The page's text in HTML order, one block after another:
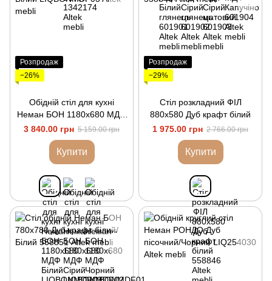
Розпродаж
−26%
Обідній стіл для кухні
Неман БОН 1180х680 МДФ
Білий
3 840.00 грн 5 159.00 грн
Купити
Розпродаж
−29%
Стіл розкладний ФІЛ
880х580 Дуб крафт білий
1 975.00 грн 2 766.00 грн
Купити